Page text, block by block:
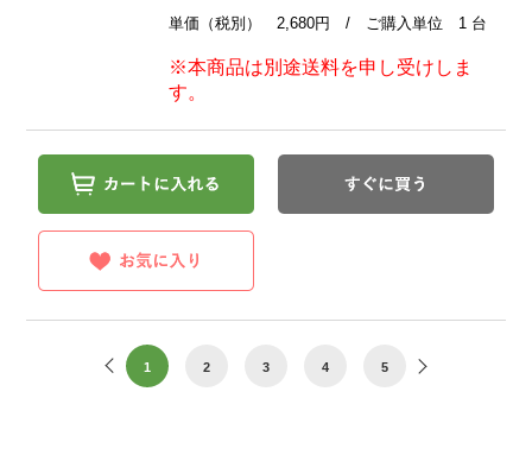
単価（税別） 2,680円 / ご購入単位 1 台
※本商品は別途送料を申し受けしま
す。
1 2 3 4 5